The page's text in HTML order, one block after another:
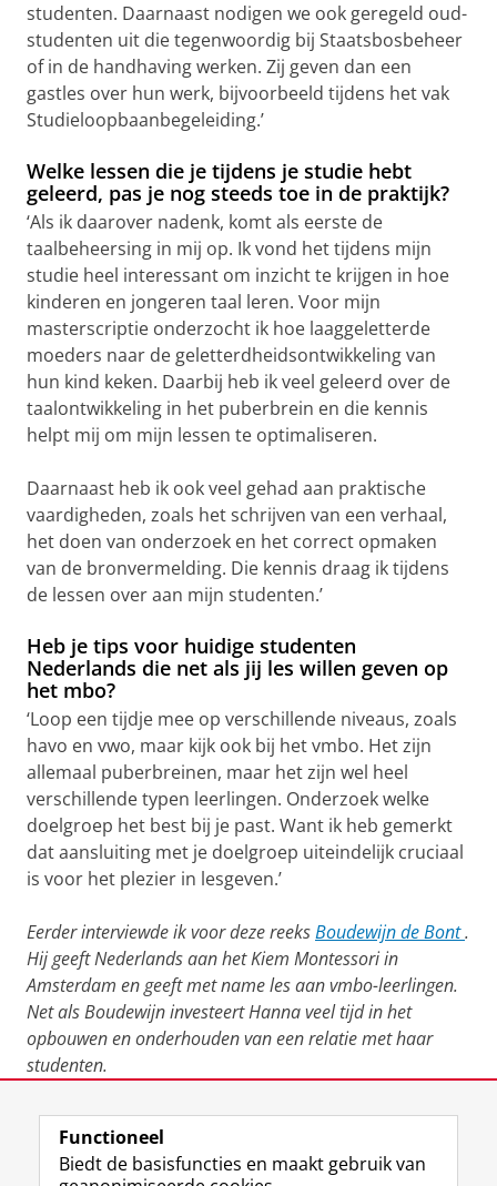
studenten. Daarnaast nodigen we ook geregeld oud-
studenten uit die tegenwoordig bij Staatsbosbeheer
of in de handhaving werken. Zij geven dan een
gastles over hun werk, bijvoorbeeld tijdens het vak
Studieloopbaanbegeleiding.’
Welke lessen die je tijdens je studie hebt
geleerd, pas je nog steeds toe in de praktijk?
‘Als ik daarover nadenk, komt als eerste de
taalbeheersing in mij op. Ik vond het tijdens mijn
studie heel interessant om inzicht te krijgen in hoe
kinderen en jongeren taal leren. Voor mijn
masterscriptie onderzocht ik hoe laaggeletterde
moeders naar de geletterdheidsontwikkeling van
hun kind keken. Daarbij heb ik veel geleerd over de
taalontwikkeling in het puberbrein en die kennis
helpt mij om mijn lessen te optimaliseren.
Daarnaast heb ik ook veel gehad aan praktische
vaardigheden, zoals het schrijven van een verhaal,
het doen van onderzoek en het correct opmaken
van de bronvermelding. Die kennis draag ik tijdens
de lessen over aan mijn studenten.’
Heb je tips voor huidige studenten
Nederlands die net als jij les willen geven op
het mbo?
‘Loop een tijdje mee op verschillende niveaus, zoals
havo en vwo, maar kijk ook bij het vmbo. Het zijn
allemaal puberbreinen, maar het zijn wel heel
verschillende typen leerlingen. Onderzoek welke
doelgroep het best bij je past. Want ik heb gemerkt
dat aansluiting met je doelgroep uiteindelijk cruciaal
is voor het plezier in lesgeven.’
Eerder interviewde ik voor deze reeksBoudewijn de Bont.
Hij geeft Nederlands aan het Kiem Montessori in
Amsterdam en geeft met name les aan vmbo-leerlingen.
Net als Boudewijn investeert Hanna veel tijd in het
opbouwen en onderhouden van een relatie met haar
studenten.
Laatst gewijzigd: 25 juni 2026 15:58
Functioneel
Biedt de basisfuncties en maakt gebruik van